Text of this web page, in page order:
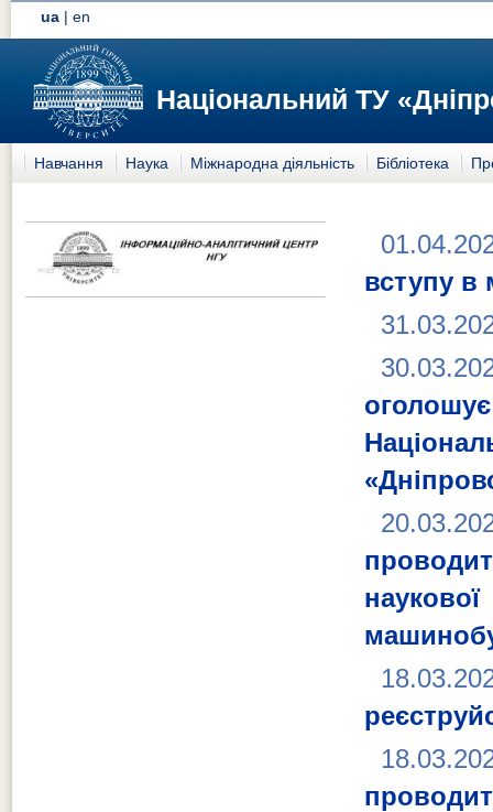
ua |en
Національний ТУ
Навчання Наука Міжнародна діяльність Бібліотека
вступу в